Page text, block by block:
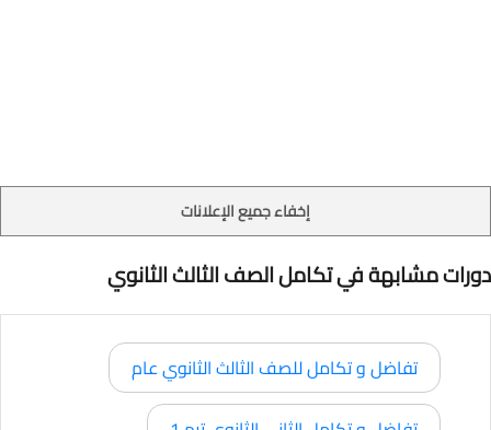
إخفاء جميع الإعلانات
دورات مشابهة في تكامل الصف الثالث الثانوي
تفاضل و تكامل للصف الثالث الثانوي عام